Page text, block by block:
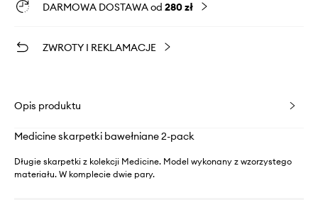
DARMOWA DOSTAWA od 280 zł
ZWROTY I REKLAMACJE
Opis produktu
Medicine skarpetki bawełniane 2-pack
Długie skarpetki z kolekcji Medicine. Model wykonany z wzorzystego
materiału. W komplecie dwie pary.